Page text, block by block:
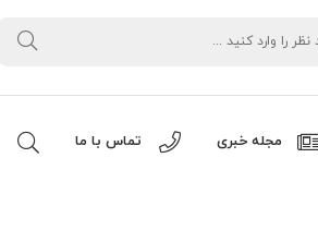
مجله خبری تماس با ما